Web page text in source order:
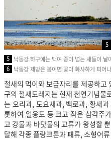
5
5 낙동강 하구에는 백여 종이 넘는 새들이 날
6 낙동강 제방은 봄이면 꽃이 화사하게 피어
철새의 먹이와 보금자리를 제공하고
구의 철새도래지는 현재 천연기념물
는 오리과, 도요새과, 백로과, 황새
롯하여 일웅도 등 크고 작은 삼각주
고 강물과 바닷물의 교류가 왕성할
달해 각종 플랑크톤과 패류, 소형어